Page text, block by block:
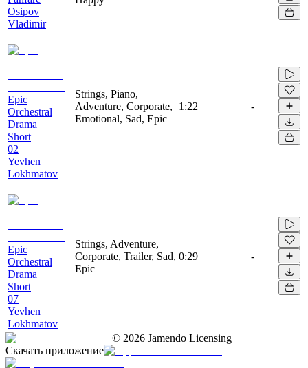
Osipov
Vladimir
Epic
Orchestral
Drama
Short
02
Yevhen
Lokhmatov
Strings, Piano,
Adventure, Corporate,
Emotional, Sad, Epic
1:22 -
Epic
Orchestral
Drama
Short
07
Yevhen
Lokhmatov
Strings, Adventure,
Corporate, Trailer, Sad,
Epic
0:29 -
© 2026 Jamendo Licensing
Скачать приложение